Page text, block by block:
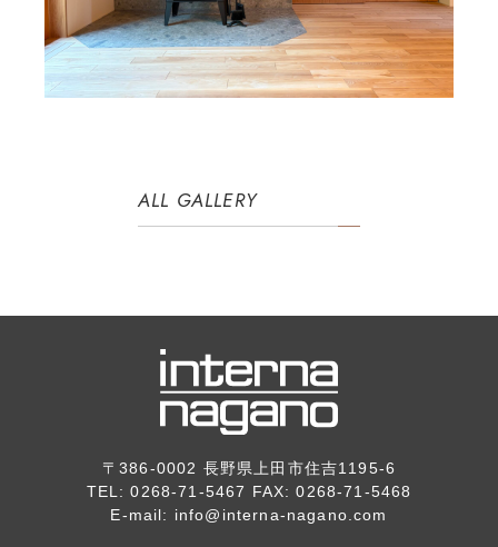
ALL GALLERY
〒386-0002 長野県上田市住吉1195-6
TEL: 0268-71-5467 FAX: 0268-71-5468
E-mail: info@interna-nagano.com